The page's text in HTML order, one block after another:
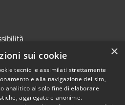
Copyright © 2026 • Comune di
Cerro al Lambro • Powered by
×
sui cookie
tecnici e assimilati strettamente
e alla navigazione del sito,
analitico al solo fine di elaborare
aggregate e anonime.